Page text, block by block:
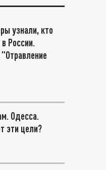
узнали, кто
России.
Одесса.
эти цели?